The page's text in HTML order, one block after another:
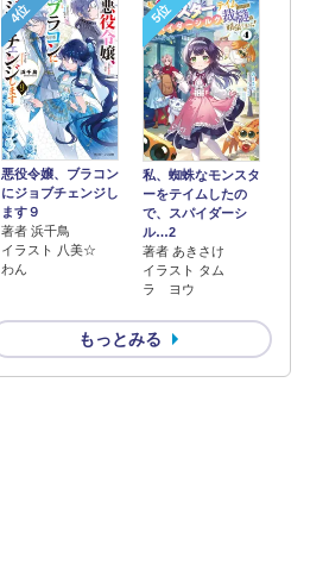
4位
悪役令嬢、ブラコン
にジョブチェンジし
ます９
著者 浜千鳥
イラスト 八美☆
わん
5位
私、蜘蛛なモンスタ
ーをテイムしたの
で、スパイダーシ
ル…2
著者 あきさけ
イラスト タム
ラ ヨウ
もっとみる